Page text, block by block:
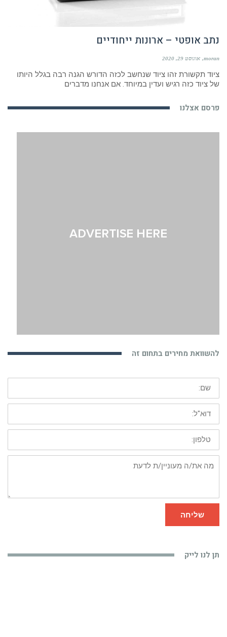
נתב אופטי – ארונות ייחודיים
moran אוגוסט 29, 2020
ציוד תקשורת זהו ציוד שנחשב לכזה הדורש הגנה רבה בגלל היותו
של ציוד כזה רגיש ועדין במיוחד. אם אנחנו מדברים
פרסם אצלנו
להשוואת מחירים בתחום זה
שם:
דוא"ל:
טלפון:
מה
את/ה
שליחה
תן לנו לייק